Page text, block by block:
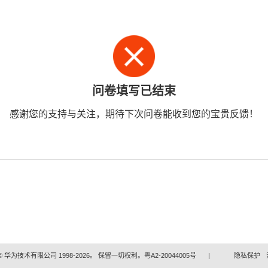
问卷填写已结束
感谢您的支持与关注，期待下次问卷能收到您的宝贵反馈！
华为技术有限公司 1998-2026。 保留一切权利。粤A2-20044005号 | 隐私保护